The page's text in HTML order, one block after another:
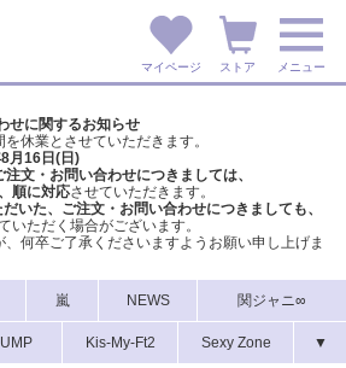
マイページ ストア メニュー
せに関するお知らせ
休業とさせていただきます。
月16日(日)
文・お問い合わせにつきましては、
順に対応させていただきます。
いた、ご注文・ お問い合わせにつきましても、
いただく場合がございます。
何卒ご了承くださいますようお願い申し上げま
嵐 NEWS 関ジャニ∞
Kis-My-Ft2 Sexy Zone ▼